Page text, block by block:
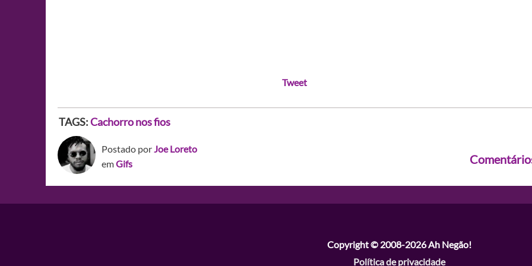
Tweet
TAGS:Cachorro nos fios
Postado porJoe Loreto
emGifs
Copyright © 2008-2026Ah Negão!
Política de privacidade